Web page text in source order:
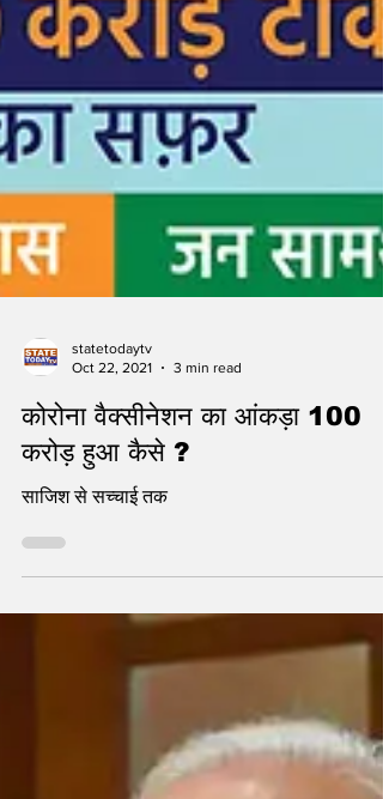
statetodaytv
Oct 22, 2021
3 min read
कोरोना वैक्सीनेशन का आंकड़ा 100
करोड़ हुआ कैसे ?
साजिश से सच्चाई तक